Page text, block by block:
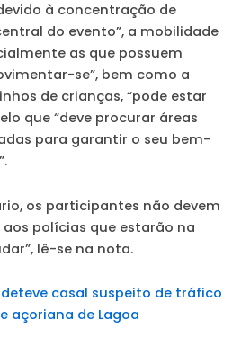
à concentração de
do evento”, a mobilidade
as que possuem
se”, bem como a
de crianças, “pode estar
que “deve procurar áreas
para garantir o seu bem-
os participantes não devem
aos polícias que estarão na
lê-se na nota.
deteve casal suspeito de tráfico
açoriana de Lagoa